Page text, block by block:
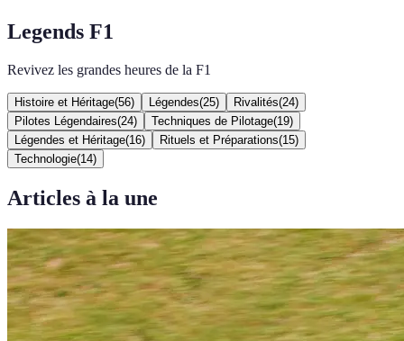
Legends F1
Revivez les grandes heures de la F1
Histoire et Héritage(56) Légendes(25) Rivalités(24)
Pilotes Légendaires(24) Techniques de Pilotage(19)
Légendes et Héritage(16) Rituels et Préparations(15)
Technologie(14)
Articles à la une